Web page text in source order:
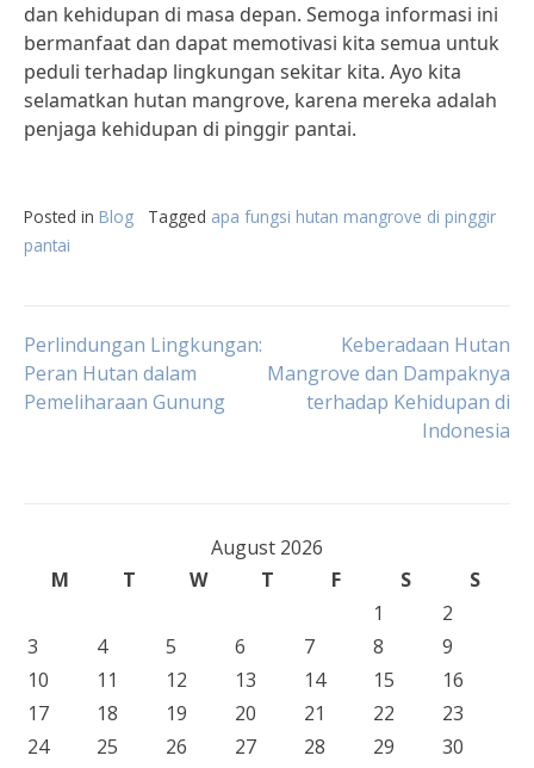
dan kehidupan di masa depan. Semoga informasi ini
bermanfaat dan dapat memotivasi kita semua untuk
peduli terhadap lingkungan sekitar kita. Ayo kita
selamatkan hutan mangrove, karena mereka adalah
penjaga kehidupan di pinggir pantai.
Posted in Blog Tagged apa fungsi hutan mangrove di pinggir
pantai
Post
navigation
Perlindungan Lingkungan:
Peran Hutan dalam
Pemeliharaan Gunung
Keberadaan Hutan
Mangrove dan Dampaknya
terhadap Kehidupan di
Indonesia
August 2026
M
T W T F S
S
1
2
3
4 5 6 7 8
9
10
11 12 13 14 15
16
17
18 19 20 21 22
23
24
25 26 27 28 29
30